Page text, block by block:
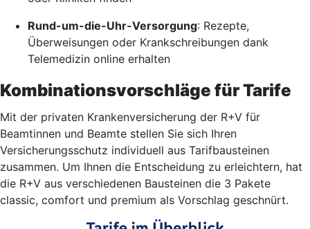
Rund-um-die-Uhr-Versorgung: Rezepte,
Überweisungen oder Krankschreibungen dank
Telemedizin online erhalten
Kombinationsvorschläge für Tarife
Mit der privaten Krankenversicherung der R+V für
Beamtinnen und Beamte stellen Sie sich Ihren
Versicherungsschutz individuell aus Tarifbausteinen
zusammen. Um Ihnen die Entscheidung zu erleichtern, hat
die R+V aus verschiedenen Bausteinen die 3 Pakete
classic, comfort und premium als Vorschlag geschnürt.